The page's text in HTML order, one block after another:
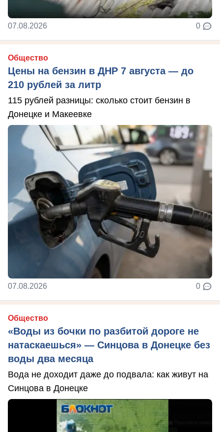
07.08.2026 0
Общество
Цены на бензин в ДНР 7 августа — до
210 рублей за литр
115 рублей разницы: сколько стоит бензин в
Донецке и Макеевке
07.08.2026 0
Общество
«Воды из бочки по разбитой дороге не
натаскаешься» — Синцова в Донецке без
воды два месяца
Вода не доходит даже до подвала: как живут на
Синцова в Донецке